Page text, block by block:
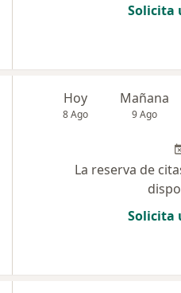
Solicita
Hoy
8 Ago
Mañana
9 Ago
La reserva de
Solicita